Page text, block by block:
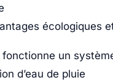
écologiques
fonctionne un
d’eau de pluie